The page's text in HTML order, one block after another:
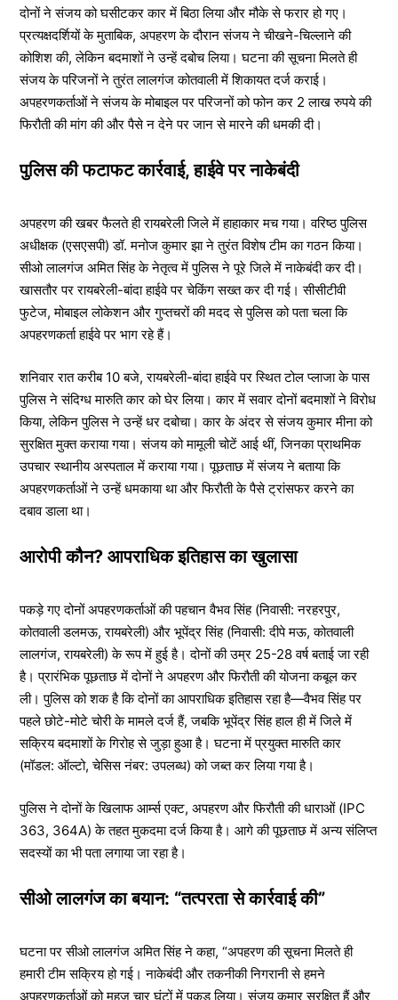
दोनों ने संजय को घसीटकर कार में बिठा लिया और मौके से फरार हो गए।
प्रत्यक्षदर्शियों के मुताबिक, अपहरण के दौरान संजय ने चीखने-चिल्लाने की
कोशिश की, लेकिन बदमाशों ने उन्हें दबोच लिया। घटना की सूचना मिलते ही
संजय के परिजनों ने तुरंत लालगंज कोतवाली में शिकायत दर्ज कराई।
अपहरणकर्ताओं ने संजय के मोबाइल पर परिजनों को फोन कर 2 लाख रुपये की
फिरौती की मांग की और पैसे न देने पर जान से मारने की धमकी दी।
पुलिस की फटाफट कार्रवाई, हाईवे पर नाकेबंदी
अपहरण की खबर फैलते ही रायबरेली जिले में हाहाकार मच गया। वरिष्ठ पुलिस
अधीक्षक (एसएसपी) डॉ. मनोज कुमार झा ने तुरंत विशेष टीम का गठन किया।
सीओ लालगंज अमित सिंह के नेतृत्व में पुलिस ने पूरे जिले में नाकेबंदी कर दी।
खासतौर पर रायबरेली-बांदा हाईवे पर चेकिंग सख्त कर दी गई। सीसीटीवी
फुटेज, मोबाइल लोकेशन और गुप्तचरों की मदद से पुलिस को पता चला कि
अपहरणकर्ता हाईवे पर भाग रहे हैं।
शनिवार रात करीब 10 बजे, रायबरेली-बांदा हाईवे पर स्थित टोल प्लाजा के पास
पुलिस ने संदिग्ध मारुति कार को घेर लिया। कार में सवार दोनों बदमाशों ने विरोध
किया, लेकिन पुलिस ने उन्हें धर दबोचा। कार के अंदर से संजय कुमार मीना को
सुरक्षित मुक्त कराया गया। संजय को मामूली चोटें आई थीं, जिनका प्राथमिक
उपचार स्थानीय अस्पताल में कराया गया। पूछताछ में संजय ने बताया कि
अपहरणकर्ताओं ने उन्हें धमकाया था और फिरौती के पैसे ट्रांसफर करने का
दबाव डाला था।
आरोपी कौन? आपराधिक इतिहास का खुलासा
पकड़े गए दोनों अपहरणकर्ताओं की पहचान वैभव सिंह (निवासी: नरहरपुर,
कोतवाली डलमऊ, रायबरेली) और भूपेंद्र सिंह (निवासी: दीपे मऊ, कोतवाली
लालगंज, रायबरेली) के रूप में हुई है। दोनों की उम्र 25-28 वर्ष बताई जा रही
है। प्रारंभिक पूछताछ में दोनों ने अपहरण और फिरौती की योजना कबूल कर
ली। पुलिस को शक है कि दोनों का आपराधिक इतिहास रहा है—वैभव सिंह पर
पहले छोटे-मोटे चोरी के मामले दर्ज हैं, जबकि भूपेंद्र सिंह हाल ही में जिले में
सक्रिय बदमाशों के गिरोह से जुड़ा हुआ है। घटना में प्रयुक्त मारुति कार
(मॉडल: ऑल्टो, चेसिस नंबर: उपलब्ध) को जब्त कर लिया गया है।
पुलिस ने दोनों के खिलाफ आर्म्स एक्ट, अपहरण और फिरौती की धाराओं (IPC
363, 364A) के तहत मुकदमा दर्ज किया है। आगे की पूछताछ में अन्य संलिप्त
सदस्यों का भी पता लगाया जा रहा है।
सीओ लालगंज का बयान: “तत्परता से कार्रवाई की”
घटना पर सीओ लालगंज अमित सिंह ने कहा, “अपहरण की सूचना मिलते ही
हमारी टीम सक्रिय हो गई। नाकेबंदी और तकनीकी निगरानी से हमने
अपहरणकर्ताओं को महज चार घंटों में पकड़ लिया। संजय कुमार सुरक्षित हैं और